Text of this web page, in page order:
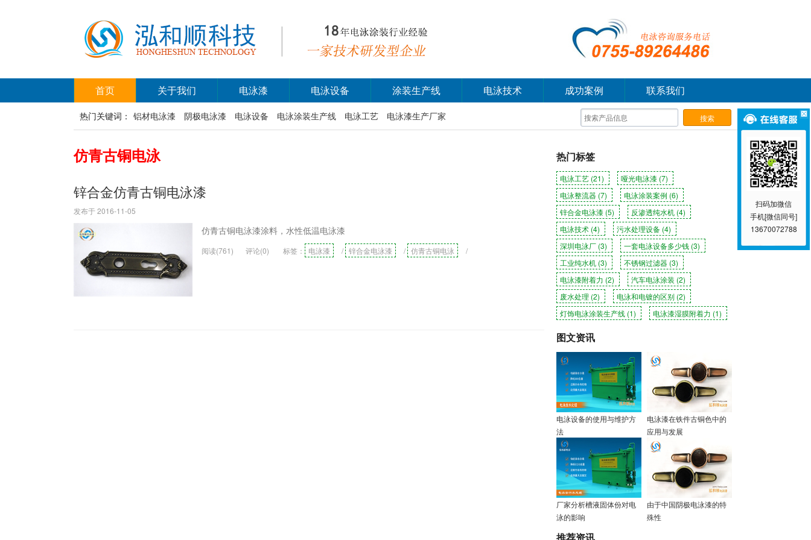
首页 关于我们 电泳漆 电泳设备 涂装生产线 电泳技术 成功案例 联系我们
热门关键词： 铝材电泳漆 阴极电泳漆 电泳设备 电泳涂装生产线 电泳工艺 电泳漆生产厂家
仿青古铜电泳
锌合金仿青古铜电泳漆
发布于 2016-11-05
仿青古铜电泳漆涂料，水性低温电泳漆
阅读(761) 评论(0) 标签： 电泳漆 / 锌合金电泳漆 / 仿青古铜电泳 /
热门标签
电泳工艺 (21) 哑光电泳漆 (7)
电泳整流器 (7) 电泳涂装案例 (6)
锌合金电泳漆 (5) 反渗透纯水机 (4)
电泳技术 (4) 污水处理设备 (4)
深圳电泳厂 (3) 一套电泳设备多少钱 (3)
工业纯水机 (3) 不锈钢过滤器 (3)
电泳漆附着力 (2) 汽车电泳涂装 (2)
废水处理 (2) 电泳和电镀的区别 (2)
灯饰电泳涂装生产线 (1) 电泳漆湿膜附着力 (1)
图文资讯
电泳设备的使用与维护方
法
电泳漆在铁件古铜色中的
应用与发展
厂家分析槽液固体份对电
泳的影响
由于中国阴极电泳漆的特
殊性
扫码加微信
手机[微信同号]
13670072788